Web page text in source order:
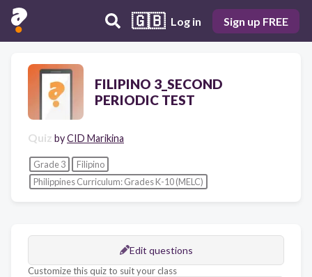
🇬🇧 Log in Sign up FREE
FILIPINO 3_SECOND
PERIODIC TEST
Quiz byCID Marikina
Grade 3
Filipino
Philippines Curriculum: Grades K-10 (MELC)
Edit questions
Customize this quiz to suit your class